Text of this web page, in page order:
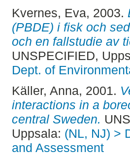
Kvernes, Eva, 2003.
(PBDE) i fisk och
och en fallstudie av
UNSPECIFIED,
Dept. of
Käller, Anna, 2001.
interactions in a
central Sweden.
Uppsala: (NL, NJ) >
and Assessment